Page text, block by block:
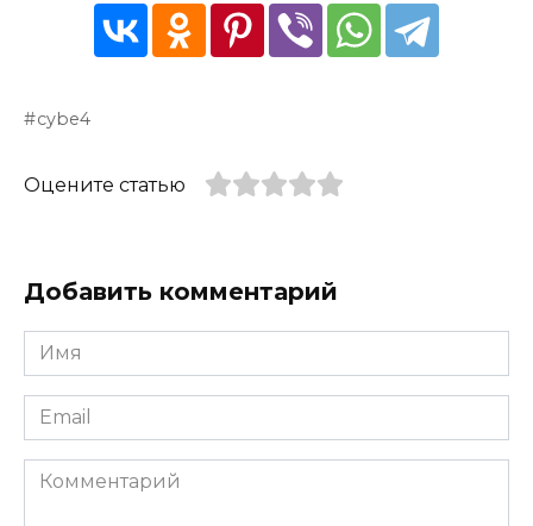
cybe4
Оцените статью
Добавить комментарий
Имя
*
Email
*
Комментарий